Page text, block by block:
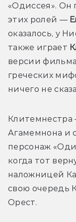
«Одиссея». Он
этих ролей —
оказалось, у
также играет
версии
греческих
ничего не
Клитемнестра
Агамемнона и
персонаж
когда тот
наложницей
свою очередь
Орест.